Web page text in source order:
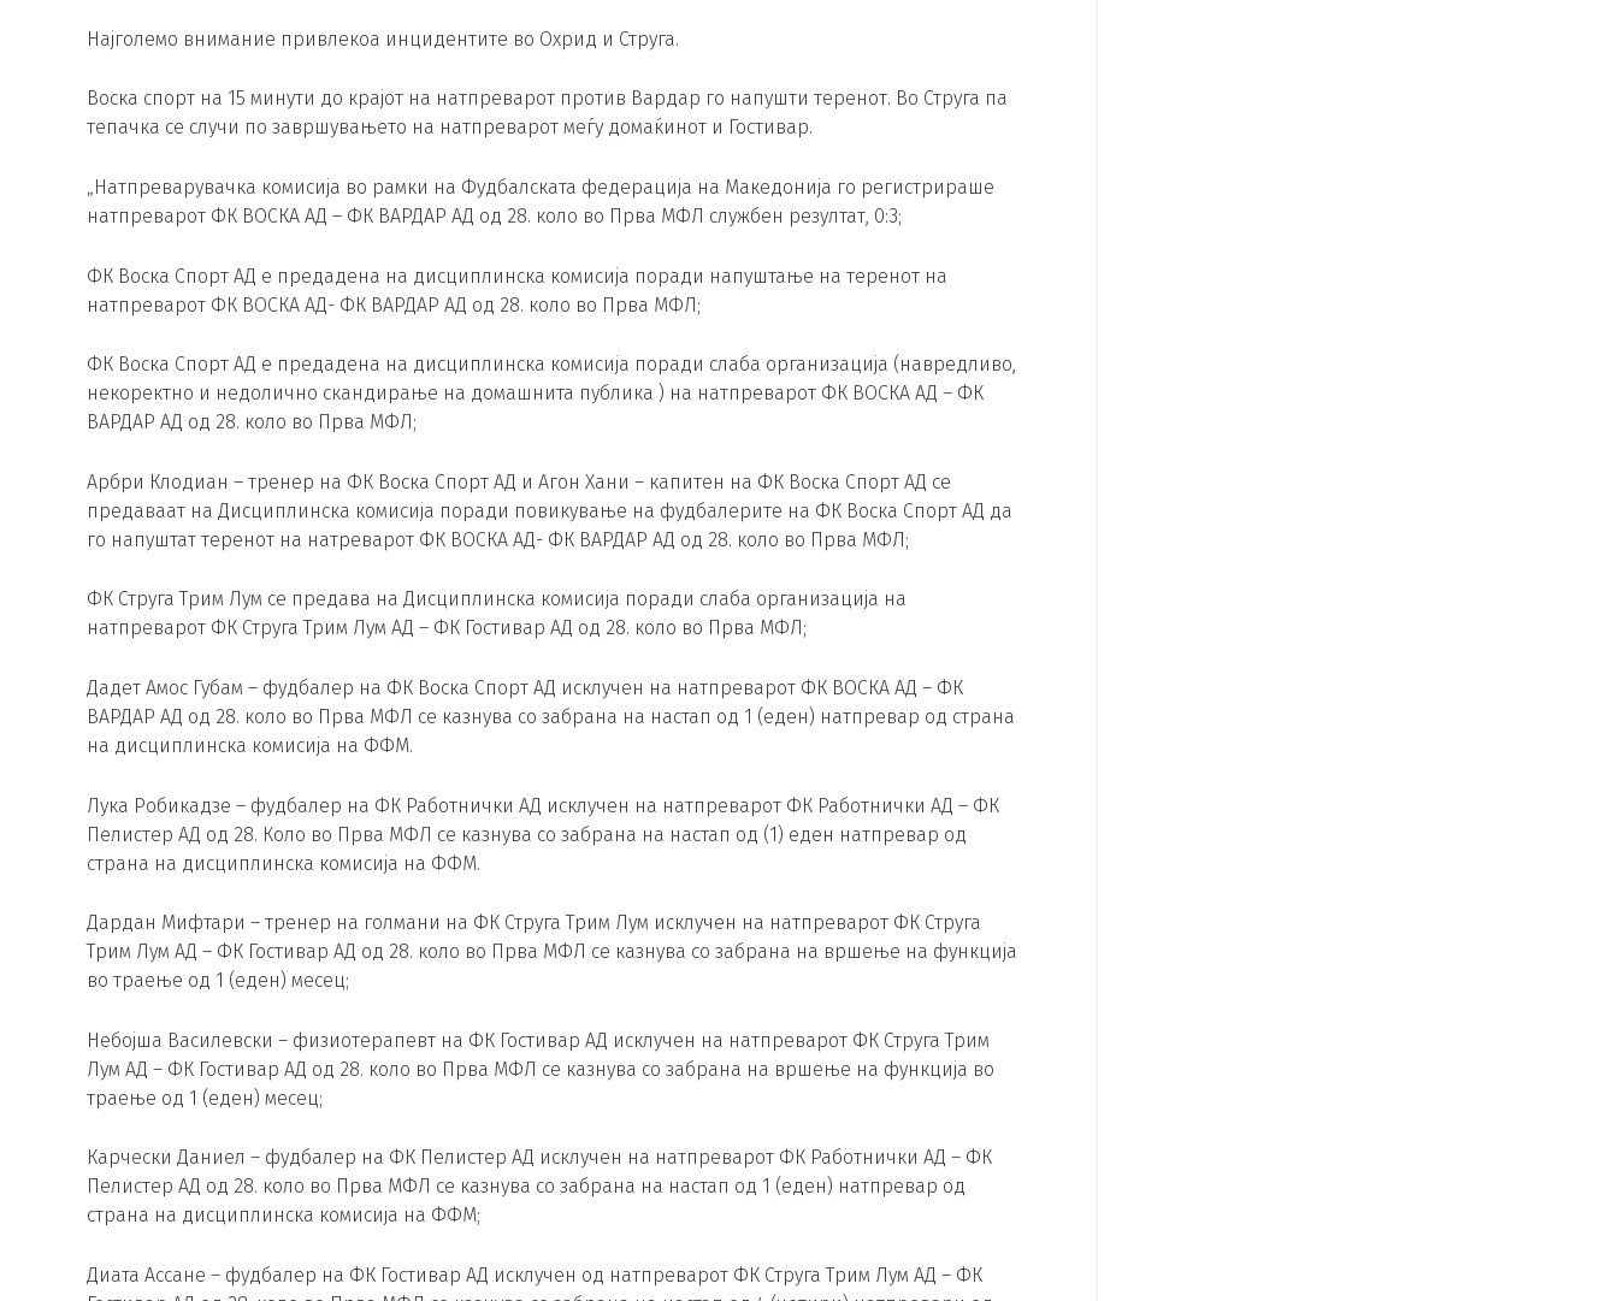
Најголемо внимание привлекоа инцидентите во Охрид и Струга.
Воска спорт на 15 минути до крајот на натпреварот против Вардар го напушти теренот. Во Струга па
тепачка се случи по завршувањето на натпреварот меѓу домаќинот и Гостивар.
„Натпреварувачка комисија во рамки на Фудбалската федерација на Македонија го регистрираше
натпреварот ФК ВОСКА АД – ФК ВАРДАР АД од 28. коло во Прва МФЛ службен резултат, 0:3;
ФК Воска Спорт АД е предадена на дисциплинска комисија поради напуштање на теренот на
натпреварот ФК ВОСКА АД- ФК ВАРДАР АД од 28. коло во Прва МФЛ;
ФК Воска Спорт АД е предадена на дисциплинска комисија поради слаба организација (навредливо,
некоректно и недолично скандирање на домашнита публика ) на натпреварот ФК ВОСКА АД – ФК
ВАРДАР АД од 28. коло во Прва МФЛ;
Арбри Клодиан – тренер на ФК Воска Спорт АД и Агон Хани – капитен на ФК Воска Спорт АД се
предаваат на Дисциплинска комисија поради повикување на фудбалерите на ФК Воска Спорт АД да
го напуштат теренот на натреварот ФК ВОСКА АД- ФК ВАРДАР АД од 28. коло во Прва МФЛ;
ФК Струга Трим Лум се предава на Дисциплинска комисија поради слаба организација на
натпреварот ФК Струга Трим Лум АД – ФК Гостивар АД од 28. коло во Прва МФЛ;
Дадет Амос Губам – фудбалер на ФК Воска Спорт АД исклучен на натпреварот ФК ВОСКА АД – ФК
ВАРДАР АД од 28. коло во Прва МФЛ се казнува со забрана на настап од 1 (еден) натпревар од страна
на дисциплинска комисија на ФФМ.
Лука Робикадзе – фудбалер на ФК Работнички АД исклучен на натпреварот ФК Работнички АД – ФК
Пелистер АД од 28. Коло во Прва МФЛ се казнува со забрана на настап од (1) еден натпревар од
страна на дисциплинска комисија на ФФМ.
Дардан Мифтари – тренер на голмани на ФК Струга Трим Лум исклучен на натпреварот ФК Струга
Трим Лум АД – ФК Гостивар АД од 28. коло во Прва МФЛ се казнува со забрана на вршење на функција
во траење од 1 (еден) месец;
Небојша Василевски – физиотерапевт на ФК Гостивар АД исклучен на натпреварот ФК Струга Трим
Лум АД – ФК Гостивар АД од 28. коло во Прва МФЛ се казнува со забрана на вршење на функција во
траење од 1 (еден) месец;
Карчески Даниел – фудбалер на ФК Пелистер АД исклучен на натпреварот ФК Работнички АД – ФК
Пелистер АД од 28. коло во Прва МФЛ се казнува со забрана на настап од 1 (еден) натпревар од
страна на дисциплинска комисија на ФФМ;
Диата Ассане – фудбалер на ФК Гостивар АД исклучен од натпреварот ФК Струга Трим Лум АД – ФК